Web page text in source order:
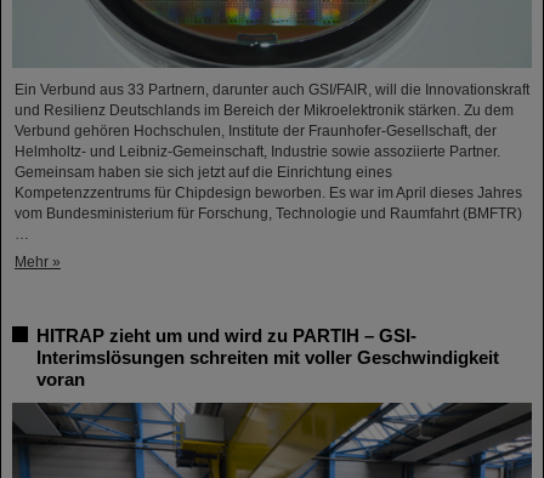
Ein Verbund aus 33 Partnern, darunter auch GSI/FAIR, will die Innovationskraft
und Resilienz Deutschlands im Bereich der Mikroelektronik stärken. Zu dem
Verbund gehören Hochschulen, Institute der Fraunhofer-Gesellschaft, der
Helmholtz- und Leibniz-Gemeinschaft, Industrie sowie assoziierte Partner.
Gemeinsam haben sie sich jetzt auf die Einrichtung eines
Kompetenzzentrums für Chipdesign beworben. Es war im April dieses Jahres
vom Bundesministerium für Forschung, Technologie und Raumfahrt (BMFTR)
…
Mehr »
HITRAP zieht um und wird zu PARTIH – GSI-
Interimslösungen schreiten mit voller Geschwindigkeit
voran